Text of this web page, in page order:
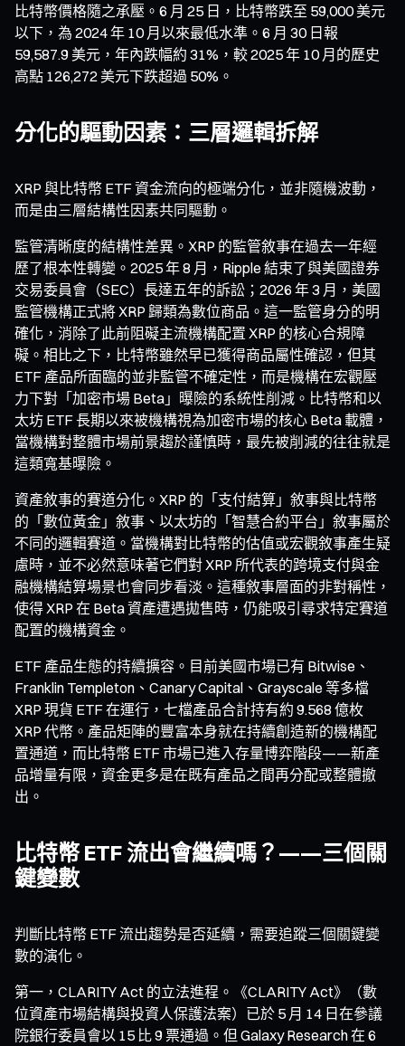
比特幣價格隨之承壓。6 月 25 日，比特幣跌至 59,000 美元
以下，為 2024 年 10 月以來最低水準。6 月 30 日報
59,587.9 美元，年內跌幅約 31%，較 2025 年 10 月的歷史
高點 126,272 美元下跌超過 50%。
分化的驅動因素：三層邏輯拆解
XRP 與比特幣 ETF 資金流向的極端分化，並非隨機波動，
而是由三層結構性因素共同驅動。
監管清晰度的結構性差異。XRP 的監管敘事在過去一年經
歷了根本性轉變。2025 年 8 月，Ripple 結束了與美國證券
交易委員會（SEC）長達五年的訴訟；2026 年 3 月，美國
監管機構正式將 XRP 歸類為數位商品。這一監管身分的明
確化，消除了此前阻礙主流機構配置 XRP 的核心合規障
礙。相比之下，比特幣雖然早已獲得商品屬性確認，但其
ETF 產品所面臨的並非監管不確定性，而是機構在宏觀壓
力下對「加密市場 Beta」曝險的系統性削減。比特幣和以
太坊 ETF 長期以來被機構視為加密市場的核心 Beta 載體，
當機構對整體市場前景趨於謹慎時，最先被削減的往往就是
這類寬基曝險。
資產敘事的賽道分化。XRP 的「支付結算」敘事與比特幣
的「數位黃金」敘事、以太坊的「智慧合約平台」敘事屬於
不同的邏輯賽道。當機構對比特幣的估值或宏觀敘事產生疑
慮時，並不必然意味著它們對 XRP 所代表的跨境支付與金
融機構結算場景也會同步看淡。這種敘事層面的非對稱性，
使得 XRP 在 Beta 資產遭遇拋售時，仍能吸引尋求特定賽道
配置的機構資金。
ETF 產品生態的持續擴容。目前美國市場已有 Bitwise、
Franklin Templeton、Canary Capital、Grayscale 等多檔
XRP 現貨 ETF 在運行，七檔產品合計持有約 9.568 億枚
XRP 代幣。產品矩陣的豐富本身就在持續創造新的機構配
置通道，而比特幣 ETF 市場已進入存量博弈階段——新產
品增量有限，資金更多是在既有產品之間再分配或整體撤
出。
比特幣 ETF 流出會繼續嗎？——三個關
鍵變數
判斷比特幣 ETF 流出趨勢是否延續，需要追蹤三個關鍵變
數的演化。
第一，CLARITY Act 的立法進程。《CLARITY Act》（數
位資產市場結構與投資人保護法案）已於 5 月 14 日在參議
院銀行委員會以 15 比 9 票通過。但 Galaxy Research 在 6